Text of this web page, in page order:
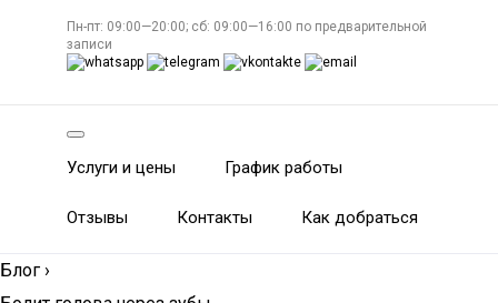
Пн-пт: 09:00—20:00; сб: 09:00—16:00 по предварительной
записи
Услуги и цены График работы
Отзывы Контакты Как добраться
Блог ›